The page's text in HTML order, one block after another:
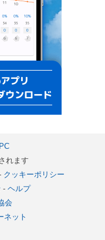
PC
れます
クッキーポリシー
- ヘルプ
会
ネット